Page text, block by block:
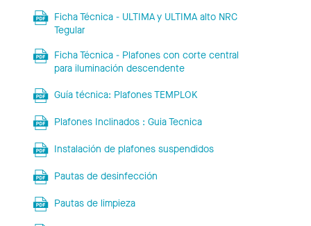
Ficha Técnica - ULTIMA y ULTIMA alto NRC
Tegular
Ficha Técnica - Plafones con corte central
para iluminación descendente
Guía técnica: Plafones TEMPLOK
Plafones Inclinados : Guia Tecnica
Instalación de plafones suspendidos
Pautas de desinfección
Pautas de limpieza